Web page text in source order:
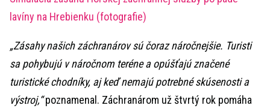
lavíny na Hrebienku (fotografie)
„Zásahy našich záchranárov sú čoraz náročnejšie. Turisti
sa pohybujú v náročnom teréne a opúšťajú značené
turistické chodníky, aj keď nemajú potrebné skúsenosti a
výstroj,“poznamenal. Záchranárom už štvrtý rok pomáha